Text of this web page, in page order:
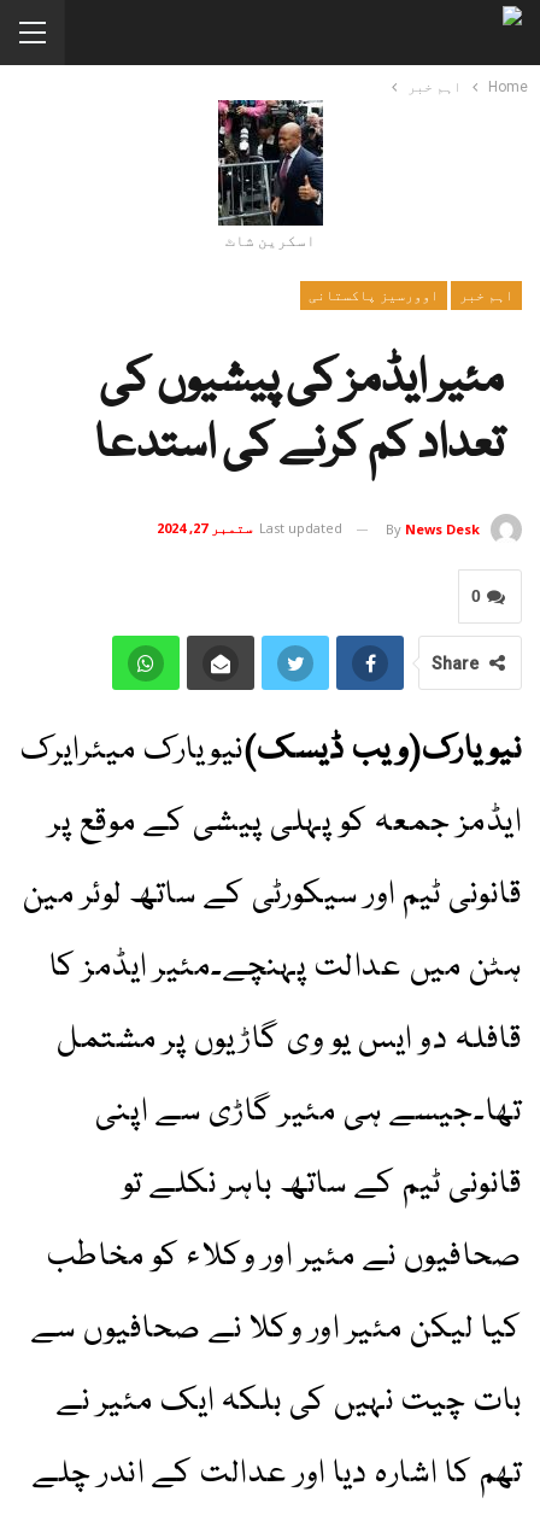
Home اہم خبر
اسکرین شاٹ
اہم خبر اوورسیز پاکستانی
مئیر ایڈمز کی پیشیوں کی
تعداد کم کرنے کی استدعا
By News Desk
Last updated ستمبر 27, 2024
0
Share
نیویارک(ویب ڈیسک)نیویارک میئرایرک
ایڈمز جمعہ کو پہلی پیشی کے موقع پر
قانونی ٹیم اور سیکورٹی کے ساتھ لوئر مین
ہٹن میں عدالت پہنچے۔مئیر ایڈمز کا
قافلہ دو ایس یو وی گاڑیوں پر مشتمل
تھا۔جیسے ہی مئیر گاڑی سے اپنی
قانونی ٹیم کے ساتھ باہر نکلے تو
صحافیوں نے مئیر اور وکلاء کو مخاطب
کیا لیکن مئیر اور وکلا نے صحافیوں سے
بات چیت نہیں کی بلکہ ایک مئیر نے
تھم کا اشارہ دیا اور عدالت کے اندر چلے